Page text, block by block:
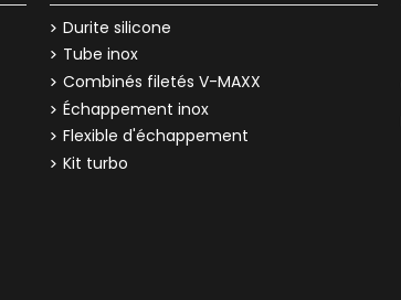
Durite silicone
Tube inox
Combinés filetés V-MAXX
Échappement inox
Flexible d'échappement
Kit turbo